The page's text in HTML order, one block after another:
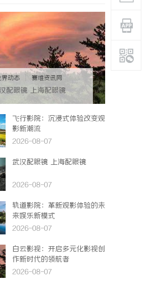
界动态 赛维资讯网
配眼镜 上海配眼镜
飞行影院：沉浸式体验改变观
影新潮流
2026-08-07
武汉配眼镜 上海配眼镜
2026-08-07
轨道影院：革新观影体验的未
来娱乐新模式
2026-08-07
白云影视：开启多元化影视创
作新时代的领航者
2026-08-07